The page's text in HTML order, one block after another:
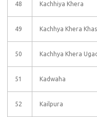
48 Kachhiya Khera
49 Kachhya Khera Khas
50 Kachhya Khera Ugad
51 Kadwaha
52 Kailpura